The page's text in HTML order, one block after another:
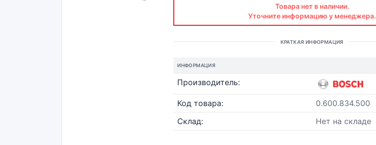
Товара нет в наличии.
Уточните информацию у менеджера.
КРАТКАЯ ИНФОРМАЦИЯ
ИНФОРМАЦИЯ
Производитель:
Код товара:
0.600.834.500
Склад:
Нет на складе